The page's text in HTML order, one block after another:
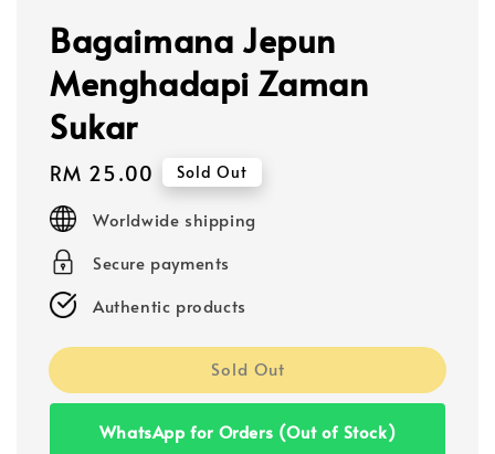
Bagaimana Jepun
Menghadapi Zaman
Sukar
Regular
price
RM 25.00 Sold Out
Worldwide shipping
Secure payments
Authentic products
Sold Out
WhatsApp for Orders (Out of Stock)